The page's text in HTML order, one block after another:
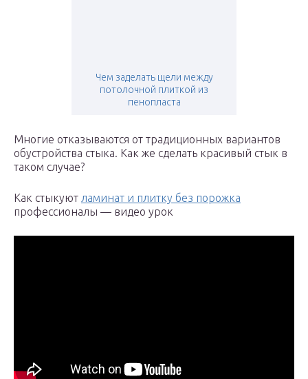
Чем заделать щели между
потолочной плиткой из
пенопласта
Многие отказываются от традиционных вариантов
обустройства стыка. Как же сделать красивый стык в
таком случае?
Как стыкуют ламинат и плитку без порожка
профессионалы — видео урок